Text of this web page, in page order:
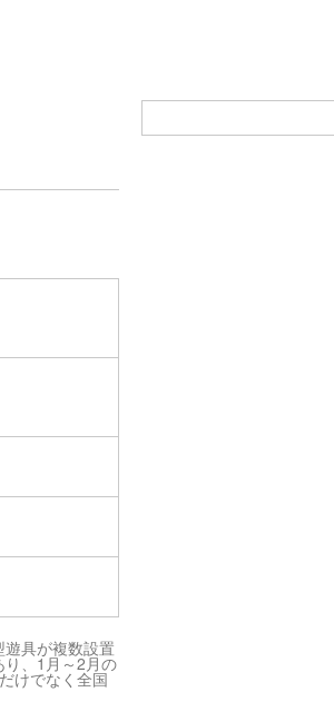
具が複数設置
り、1月～2月の
けでなく全国